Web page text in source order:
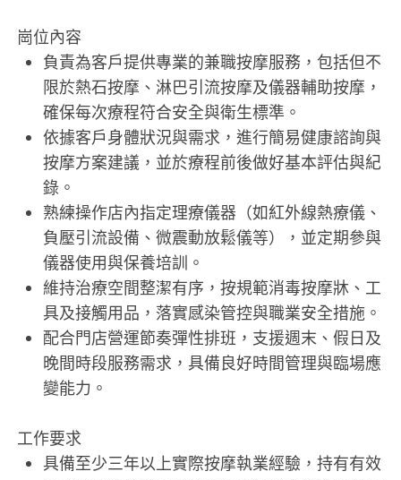
崗位內容
負責為客戶提供專業的兼職按摩服務，包括但不
限於熱石按摩、淋巴引流按摩及儀器輔助按摩，
確保每次療程符合安全與衛生標準。
依據客戶身體狀況與需求，進行簡易健康諮詢與
按摩方案建議，並於療程前後做好基本評估與紀
錄。
熟練操作店內指定理療儀器（如紅外線熱療儀、
負壓引流設備、微震動放鬆儀等），並定期參與
儀器使用與保養培訓。
維持治療空間整潔有序，按規範消毒按摩牀、工
具及接觸用品，落實感染管控與職業安全措施。
配合門店營運節奏彈性排班，支援週末、假日及
晚間時段服務需求，具備良好時間管理與臨場應
變能力。
工作要求
具備至少三年以上實際按摩執業經驗，持有有效